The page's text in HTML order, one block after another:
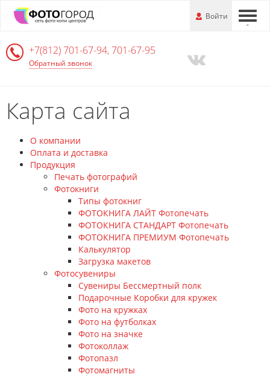
Перейти
к
информации
---
Войти
+7(812) 701-67-94, 701-67-95
Обратный звонок
Карта сайта
О компании
Оплата и доставка
Продукция
Печать фотографий
Фотокниги
Типы фотокниг
ФОТОКНИГА ЛАЙТ Фотопечать
ФОТОКНИГА СТАНДАРТ Фотопечать
ФОТОКНИГА ПРЕМИУМ Фотопечать
Калькулятор
Загрузка макетов
Фотосувениры
Сувениры Бессмертный полк
Подарочные Коробки для кружек
Фото на кружках
Фото на футболках
Фото на значке
Фотоколлаж
Фотопазл
Фотомагниты